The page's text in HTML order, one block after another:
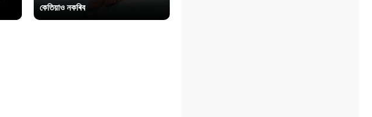
কেতিয়াও নকৰিব